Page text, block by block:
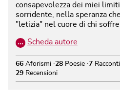
consapevolezza dei miei
sorridente, nella speranza
"letizia" nel cuore di chi soffre.
… Scheda autore
66 Aforismi 28 Poesie 7 Racconti
29 Recensioni